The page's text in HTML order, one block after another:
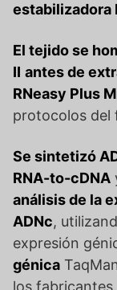
estabilizadora
El tejido se
II antes de
RNeasy Plus
protocolos del
Se sintetizó
RNA-to-cDNA
análisis de la
ADNc,
expresión
génica
los fabricantes.